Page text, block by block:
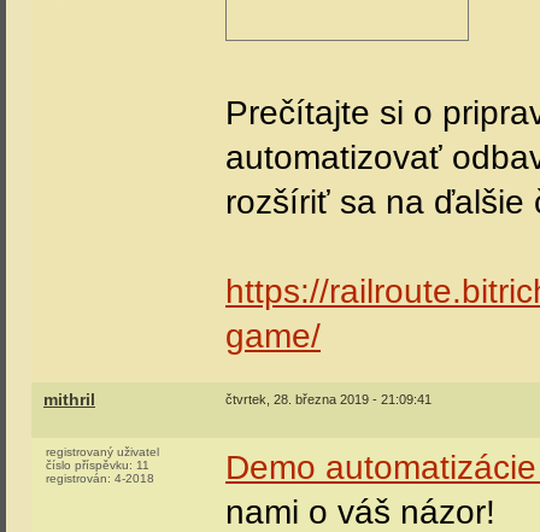
Prečítajte si o
automatizovať
rozšíriť sa na ďalšie
https://
game/
mithril čtvrtek, 28. března 2019 - 21:09:41
registrovaný uživatel
číslo příspěvku: 11
registrován: 4-2018
Demo
nami o váš názor!